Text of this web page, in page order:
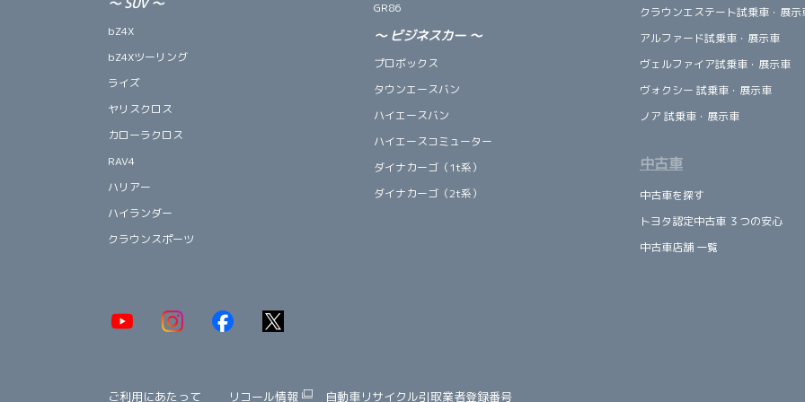
～ SUV ～
bZ4X
bZ4Xツーリング
ライズ
ヤリスクロス
カローラクロス
RAV4
ハリアー
ハイランダー
クラウンスポーツ
GR86
～ ビジネスカー ～
プロボックス
タウンエースバン
ハイエースバン
ハイエースコミューター
ダイナカーゴ（1t系）
ダイナカーゴ（2t系）
クラウンエステート試乗車・展示
アルファード試乗車・展示車
ヴェルファイア試乗車・展示車
ヴォクシー 試乗車・展示車
ノア 試乗車・展示車
中古車
中古車を探す
トヨタ認定中古車 ３つの安心
中古車店舗 一覧
ご利用にあたって リコール情報 自動車リサイクル引取業者登録番号